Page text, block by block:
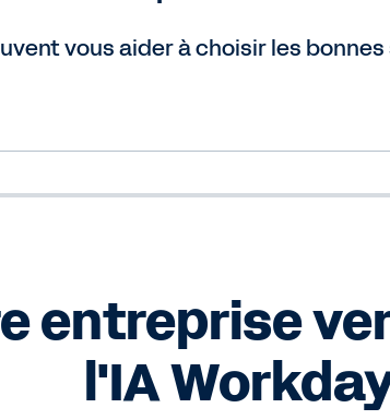
vous aider à choisir les
entreprise
l'IA